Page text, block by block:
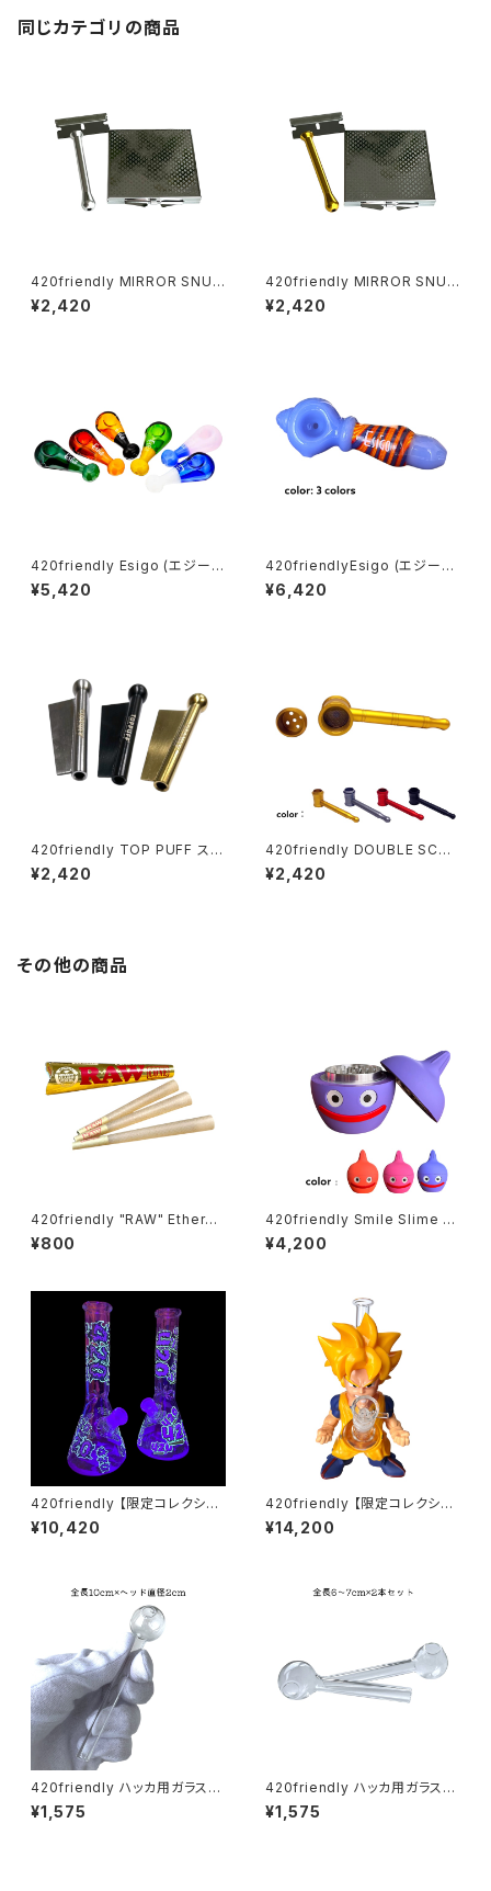
同じカテゴリの商品
420friendly MIRROR SNUF
F KIT (ミラースナッフキット)
¥2,420
420friendly MIRROR SNUF
F KIT (ミラースナッフキット)
¥2,420
420friendly Esigo (エジー
ゴ) - ミニスプーン ガラスパイプ
¥5,420
420friendlyEsigo (エジーゴ)
-ウィグワグ ガラスパイプ
¥6,420
420friendly TOP PUFF スニ
ッフィング チューブ・ヘラ付き
¥2,420
420friendly DOUBLE SCRE
EN HAMMER(ダブルスクリー
ンハンマー)メタルパイプ
¥2,420
その他の商品
420friendly "RAW" Etherea
l Cones - コーン (KING siz
e)
¥800
420friendly Smile Slime H
erb Grinder (4層構造）グライ
ンダー
¥4,200
420friendly 【限定コレクショ
ン】Glow in Dark 420 Beake
r Bong -ガラスボング（25cm）
¥10,420
420friendly 【限定コレクショ
ン】Legendary Fighter Bon
g / レジェンダリーファイター ボ
¥14,200
420friendly ハッカ用ガラスパ
イプ 10cm (ヘッド2cm)
¥1,575
420friendly ハッカ用ガラスパ
イプ ミニサイズ 6〜7cm(2本セ
ット)
¥1,575